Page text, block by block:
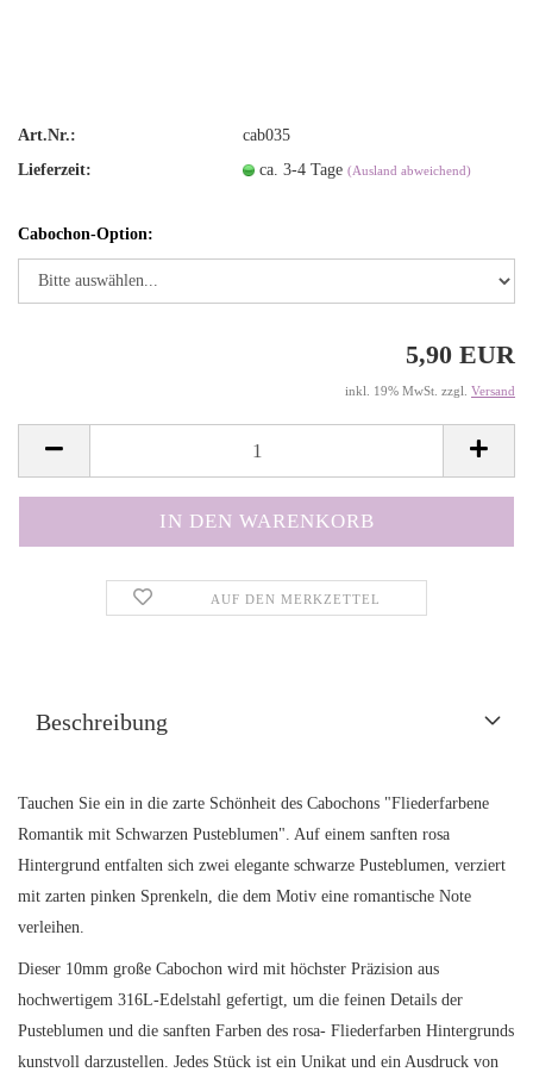
Art.Nr.:
cab035
Lieferzeit:
ca. 3-4 Tage(Ausland abweichend)
Cabochon-Option:
5,90 EUR
inkl. 19% MwSt. zzgl. Versand
AUF DEN MERKZETTEL
Beschreibung
Tauchen Sie ein in die zarte Schönheit des Cabochons "Fliederfarbene
Romantik mit Schwarzen Pusteblumen". Auf einem sanften rosa
Hintergrund entfalten sich zwei elegante schwarze Pusteblumen, verziert
mit zarten pinken Sprenkeln, die dem Motiv eine romantische Note
verleihen.
Dieser 10mm große Cabochon wird mit höchster Präzision aus
hochwertigem 316L-Edelstahl gefertigt, um die feinen Details der
Pusteblumen und die sanften Farben des rosa- Fliederfarben Hintergrunds
kunstvoll darzustellen. Jedes Stück ist ein Unikat und ein Ausdruck von